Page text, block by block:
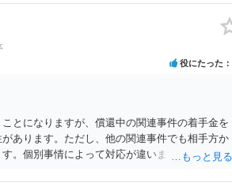
れた条件を全部丸呑みする、という方法しかな
考えを見透かされてしまうと、逆に足下を見ら
決へ持っていく方が近道であることも少なくあ
よいと思います。
役にたった
とになりますが、償還中の関連事件の着手金を
あります。ただし、他の関連事件でも相手方か
。個別事情によって対応が違いますので、法テ